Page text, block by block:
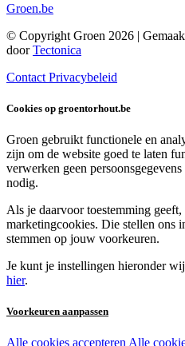
Groen.be
© Copyright Groen 2026 |
doorTectonica
Contact Privacybeleid
Cookies op groentorhout.be
Groen gebruikt functionele en
zijn om de website goed te laten
verwerken geen
nodig.
Als je daarvoor toestemming
marketingcookies. Die stellen ons
stemmen op jouw voorkeuren.
Je kunt je instellingen hieronder
hier.
Voorkeuren aanpassen
Alle cookies accepteren Alle